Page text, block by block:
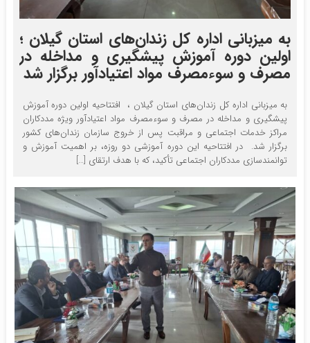
به میزبانی اداره کل زندان‌های استان گیلان ؛
اولین دوره آموزش پیشگیری و مداخله در
مصرف و سوءمصرف مواد اعتیادآور برگزار شد
به میزبانی اداره کل زندان‌های استان گیلان ، افتتاحیه اولین دوره آموزش
پیشگیری و مداخله در مصرف و سوءمصرف مواد اعتیادآور ویژه مددکاران
مراکز خدمات اجتماعی و مراقبت پس از خروج سازمان زندان‌های کشور
برگزار شد. در افتتاحیه این دوره آموزشی دو روزه، بر اهمیت آموزش و
توانمندسازی مددکاران اجتماعی تأکید، که با هدف ارتقای […]